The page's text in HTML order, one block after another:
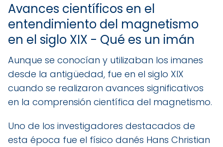
Avances científicos en el
entendimiento del magnetismo
en el siglo XIX - Qué es un imán
Aunque se conocían y utilizaban los imanes
desde la antigüedad, fue en el siglo XIX
cuando se realizaron avances significativos
en la comprensión científica del magnetismo.
Uno de los investigadores destacados de
esta época fue el físico danés Hans Christian